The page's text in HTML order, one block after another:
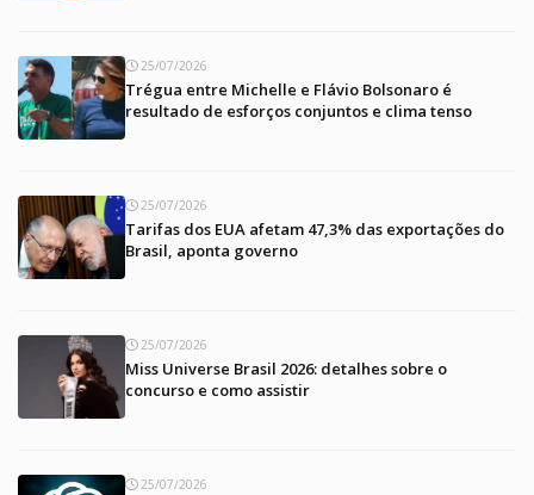
25/07/2026
Trégua entre Michelle e Flávio Bolsonaro é
resultado de esforços conjuntos e clima tenso
25/07/2026
Tarifas dos EUA afetam 47,3% das exportações do
Brasil, aponta governo
25/07/2026
Miss Universe Brasil 2026: detalhes sobre o
concurso e como assistir
25/07/2026